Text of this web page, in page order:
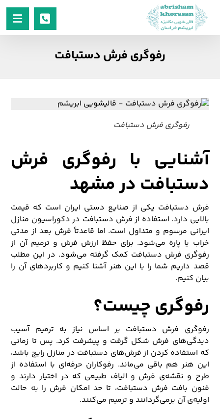
رفوگری فرش دستبافت
رفوگری فرش دستبافت
آشنایی با رفوگری فرش
دستبافت در مشهد
فرش دستبافت یکی از صنایع دستی ایران است که قیمت
بالایی دارد. استفاده از فرش دستبافت در دکوراسیون منازل
ایرانی مرسوم و متداول است. اما قاعدتاً فرش‌ بعد از مدتی
خراب یا پاره می‌شود. برای حفظ ارزش فرش و ترمیم آن از
رفوگری فرش دستبافت کمک گرفته می‌شود. در این مطلب
قصد داریم شما را با این هنر آشنا کنیم و کاربردهای آن را
بیان کنیم.
رفوگری چیست؟
رفوگری فرش دستبافت بر اساس نیاز به ترمیم آسیب
دیدگی‌های فرش شکل گرفت و پیشرفت کرد. پس تا زمانی
که استفاده کردن از فرش‌های دستبافت در منازل رایج باشد،
این هنر هم باقی می‌ماند. رفوکاران حرفه‌ای با استفاده از
طرح و نقشه‌ی فرش و الیاف طبیعی که در اختیار دارند و
فنون بافت فرش دستبافت، تا حد امکان فرش را به حالت
اولیه‌ی آن برمی‌گردانند و ترمیم می‌کنند.